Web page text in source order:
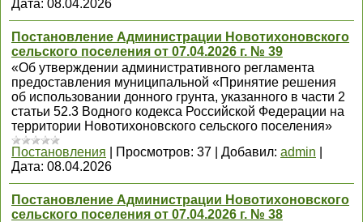
Дата: 08.04.2026
Постановление Администрации Новотихоновского
сельского поселения от 07.04.2026 г. № 39
«Об утверждении административного регламента
предоставления муниципальной «Принятие решения
об использовании донного грунта, указанного в части 2
статьи 52.3 Водного кодекса Российской Федерации на
территории Новотихоновского сельского поселения»
Постановления
Просмотров: 37 Добавил: admin
Дата: 08.04.2026
Постановление Администрации Новотихоновского
сельского поселения от 07.04.2026 г. № 38